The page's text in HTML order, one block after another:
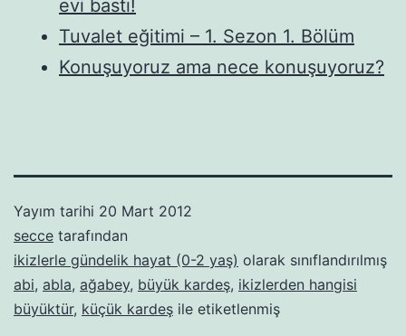
evi bastı!
Tuvalet eğitimi – 1. Sezon 1. Bölüm
Konuşuyoruz ama nece konuşuyoruz?
Yayım tarihi 20 Mart 2012
secce tarafından
ikizlerle gündelik hayat (0-2 yaş) olarak sınıflandırılmış
abi, abla, ağabey, büyük kardeş, ikizlerden hangisi
büyüktür, küçük kardeş ile etiketlenmiş